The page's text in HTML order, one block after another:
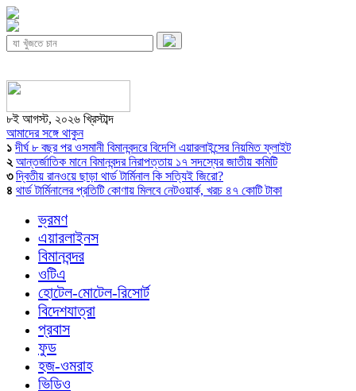
৮ই আগস্ট, ২০২৬ খ্রিস্টাব্দ
আমাদের সঙ্গে থাকুন
১ দীর্ঘ ৮ বছর পর ওসমানী বিমানবন্দরে বিদেশি এয়ারলাইন্সের নিয়মিত ফ্লাইট
২ আন্তর্জাতিক মানে বিমানবন্দর নিরাপত্তায় ১৭ সদস্যের জাতীয় কমিটি
৩ দ্বিতীয় রানওয়ে ছাড়া থার্ড টার্মিনাল কি সত্যিই জিরো?
৪ থার্ড টার্মিনালের প্রতিটি কোণায় মিলবে নেটওয়ার্ক, খরচ ৪৭ কোটি টাকা
ভ্রমণ
এয়ারলাইনস
বিমানবন্দর
ওটিএ
হোটেল-মোটেল-রিসোর্ট
বিদেশযাত্রা
প্রবাস
ফুড
হজ-ওমরাহ
ভিডিও